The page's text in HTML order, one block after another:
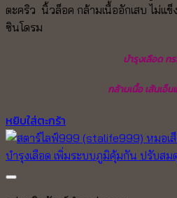
ตะคริว นิ้วล็อค กล้ามเนื้ออักเสบ ไม่แข็
ซินโดรม
บำรุงเลือด ก
กล้ามเนื้อ เส้นเอ็น
หยิบใส่ตะกร้า